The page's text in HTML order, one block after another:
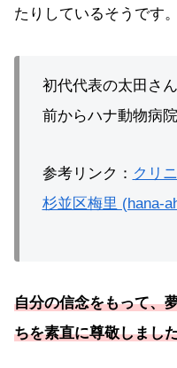
たりしているそうです。
初代代表の太田さ
前からハナ動物病
参考リンク： クリ
杉並区梅里 (hana-
自分の信念をもって、
ちを素直に尊敬しまし